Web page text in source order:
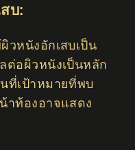
บ:
วหนังอักเสบเป็น
ต่อผิวหนังเป็นหลัก
ที่เป้าหมายที่พบ
าท้องอาจแสดง